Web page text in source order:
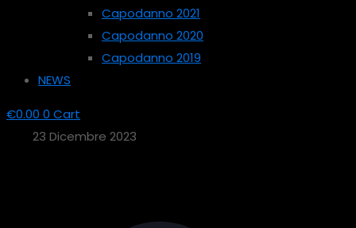
Capodanno 2021
Capodanno 2020
Capodanno 2019
NEWS
€0.00 0 Cart
23 Dicembre 2023